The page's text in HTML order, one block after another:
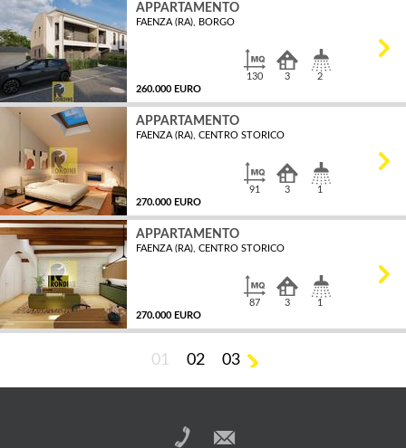
APPARTAMENTO
FAENZA (RA), BORGO
260.000 EURO
130 3 2
APPARTAMENTO
FAENZA (RA), CENTRO STORICO
270.000 EURO
91 3 1
APPARTAMENTO
FAENZA (RA), CENTRO STORICO
270.000 EURO
87
MQ
3 1
01 02 03